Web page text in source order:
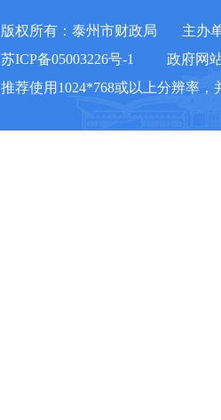
版权所有：泰州市财政局
主办
苏ICP备05003226号-1
政府网
推荐使用1024*768或以上分辨率